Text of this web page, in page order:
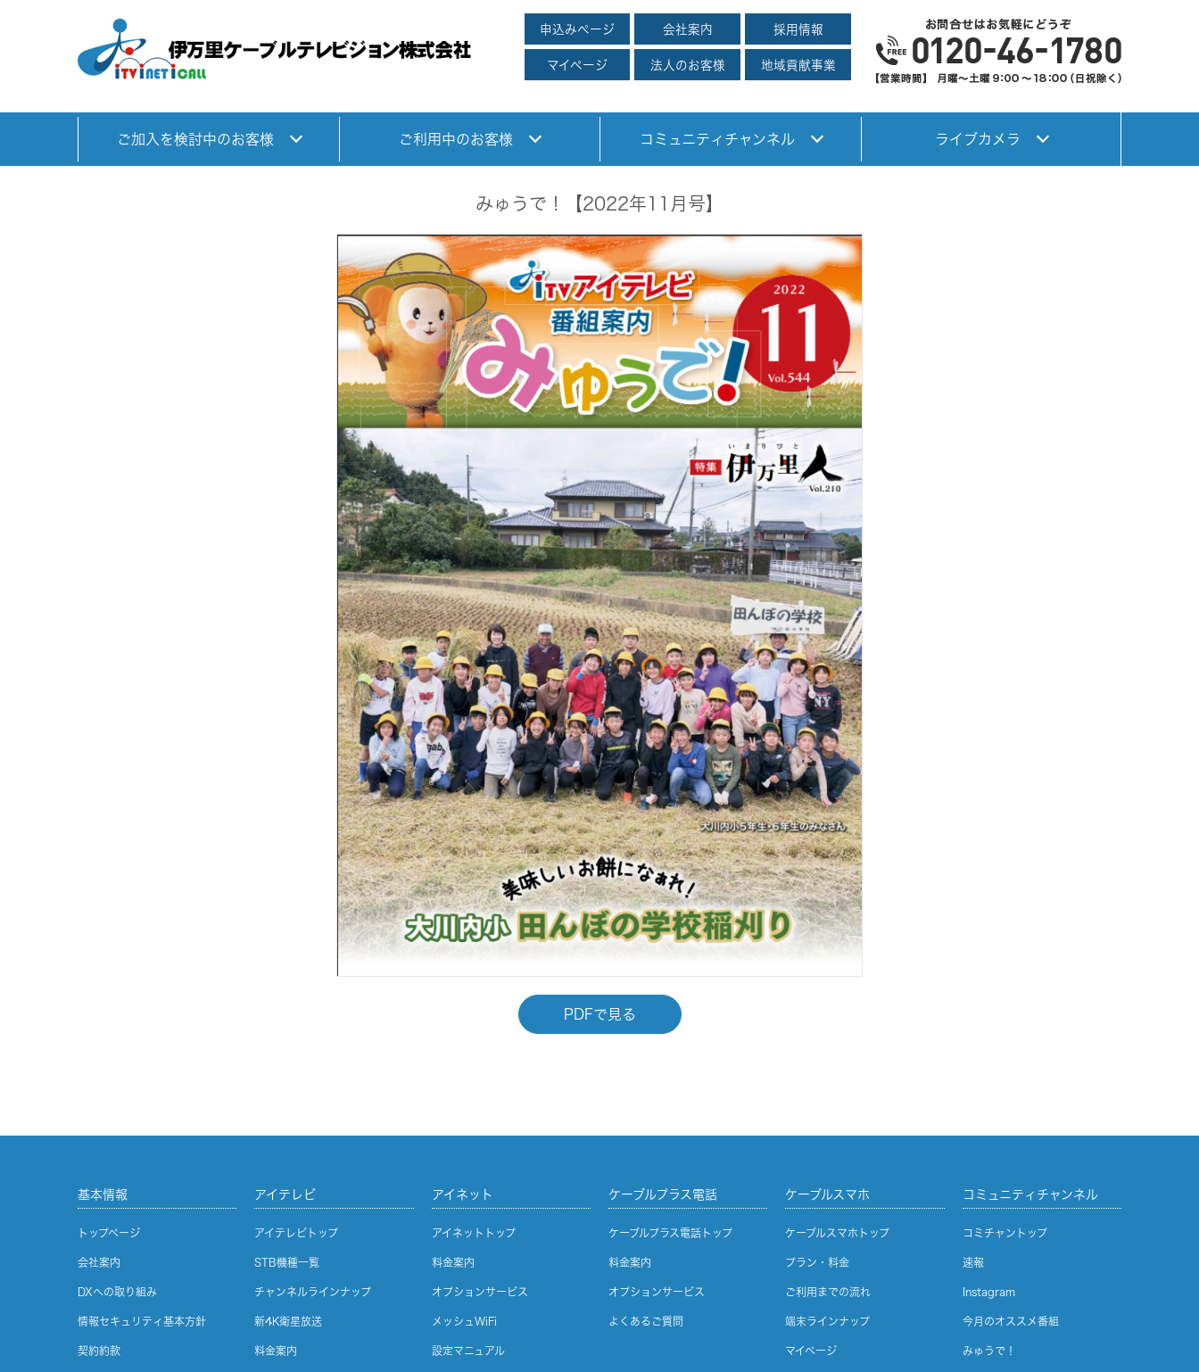
申込みページ 会社案内 採用情報
マイページ 法人のお客様 地域貢献事業
ご加入を検討中のお客様 ご利用中のお客様 コミュニティチャンネル ライブカメラ
みゅうで！【2022年11月号】
PDFで見る
基本情報
トップページ
会社案内
DXへの取り組み
情報セキュリティ基本方針
契約約款
アイテレビ
アイテレビトップ
STB機種一覧
チャンネルラインナップ
新4K衛星放送
料金案内
アイネット
アイネットトップ
料金案内
オプションサービス
メッシュWiFi
設定マニュアル
ケーブルプラス電話
ケーブルプラス電話トップ
料金案内
オプションサービス
よくあるご質問
ケーブルスマホ
ケーブルスマホトップ
プラン・料金
ご利用までの流れ
端末ラインナップ
マイページ
コミュニティチャンネル
コミチャントップ
速報
Instagram
今月のオススメ番組
みゅうで！